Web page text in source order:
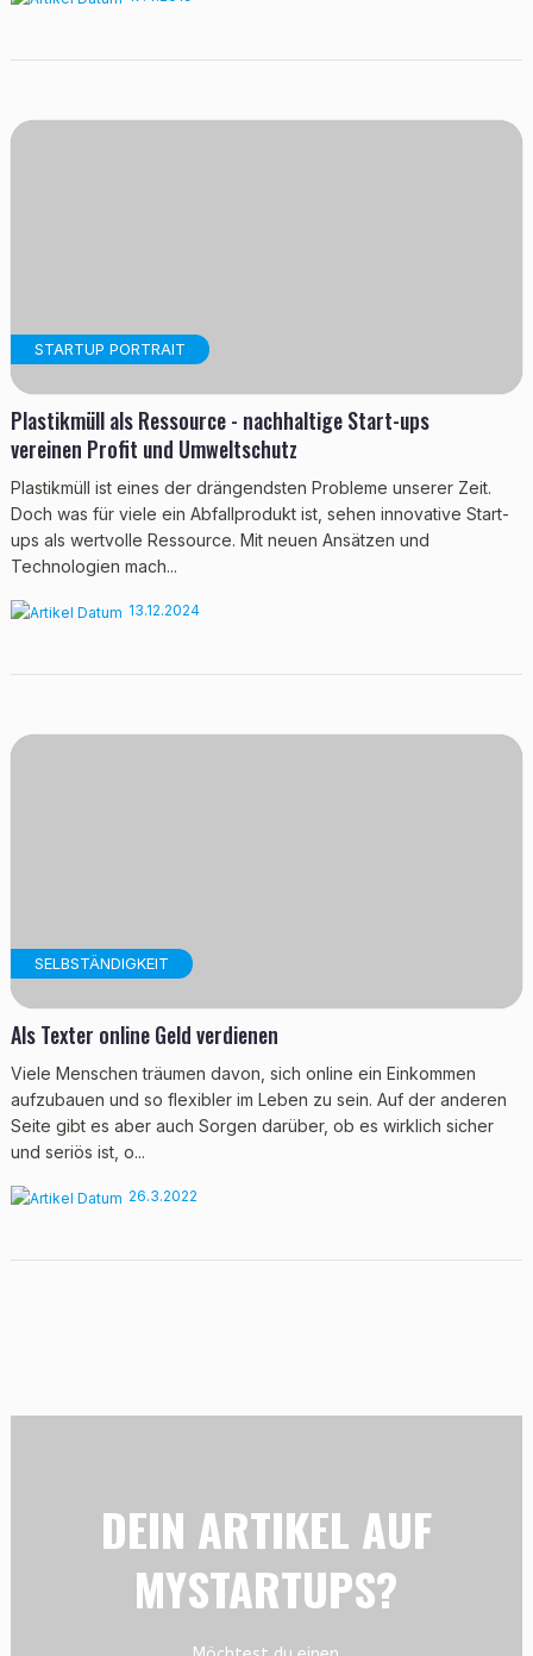
STARTUP PORTRAIT
Plastikmüll als Ressource - nachhaltige Start-ups
vereinen Profit und Umweltschutz
Plastikmüll ist eines der drängendsten Probleme unserer Zeit.
Doch was für viele ein Abfallprodukt ist, sehen innovative Start-
ups als wertvolle Ressource. Mit neuen Ansätzen und
Technologien mach...
13.12.2024
SELBSTÄNDIGKEIT
Als Texter online Geld verdienen
Viele Menschen träumen davon, sich online ein Einkommen
aufzubauen und so flexibler im Leben zu sein. Auf der anderen
Seite gibt es aber auch Sorgen darüber, ob es wirklich sicher
und seriös ist, o...
26.3.2022
DEIN ARTIKEL AUF
MYSTARTUPS?